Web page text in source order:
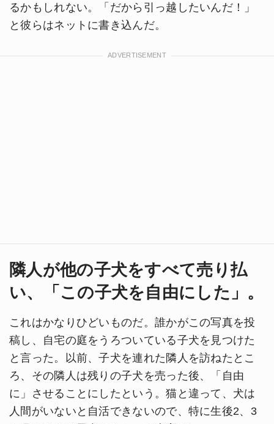
るかもしれない。「だから引っ越したいんだ！」
と彼らはネットに書き込んだ。
隣人が他の子犬をすべて売り払
い、「この子犬を自由にした」。
これはかなりひどいものだ。誰かがこの写真を投
稿し、自宅の庭をうろついている子犬を見つけた
と言った。以前、子犬を連れた隣人を訪ねたとこ
ろ、その隣人は残りの子犬を売った後、「自由
に」させることにしたという。猫と違って、犬は
人間がいないと自活できないので、特に生後2、3